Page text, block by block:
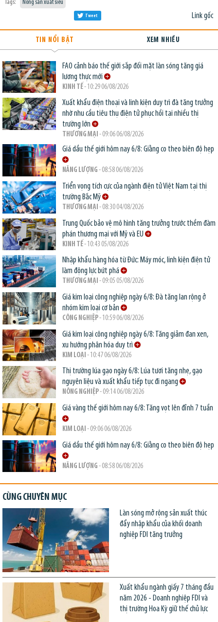
Tags: Nông sản xuất siêu
Link gốc
Tweet
TIN NỔI BẬT XEM NHIỀU
FAO cảnh báo thế giới sắp đối mặt làn sóng tăng giá
lương thực mới
KINH TẾ- 10:29 06/08/2026
Xuất khẩu điện thoại và linh kiện duy trì đà tăng trưởng
nhờ nhu cầu tiêu thụ điện tử phục hồi tại nhiều thị
trường lớn
THƯƠNG MẠI - 09:06 06/08/2026
Giá dầu thế giới hôm nay 6/8: Giằng co theo biên độ hẹp
NĂNG LƯỢNG - 08:58 06/08/2026
Triển vọng tích cực của ngành điện tử Việt Nam tại thị
trường Bắc Mỹ
THƯƠNG MẠI - 08:30 04/08/2026
Trung Quốc bảo vệ mô hình tăng trưởng trước thềm đàm
phán thương mại với Mỹ và EU
KINH TẾ- 10:43 05/08/2026
Nhập khẩu hàng hóa từ Đức: Máy móc, linh kiện điện tử
làm động lực bứt phá
THƯƠNG MẠI - 09:05 05/08/2026
Giá kim loại công nghiệp ngày 6/8: Đà tăng lan rộng ở
nhóm kim loại cơ bản
CÔNG NGHIỆP- 10:59 06/08/2026
Giá kim loại công nghiệp ngày 6/8: Tăng giảm đan xen,
xu hướng phân hóa duy trì
KIM LOẠI - 10:47 06/08/2026
Thị trường lúa gạo ngày 6/8: Lúa tươi tăng nhẹ, gạo
nguyên liệu và xuất khẩu tiếp tục đi ngang
NÔNG NGHIỆP- 09:14 06/08/2026
Giá vàng thế giới hôm nay 6/8: Tăng vọt lên đỉnh 7 tuần
KIM LOẠI - 09:06 06/08/2026
Giá dầu thế giới hôm nay 6/8: Giằng co theo biên độ hẹp
NĂNG LƯỢNG - 08:58 06/08/2026
CÙNG CHUYÊN MỤC
Làn sóng mở rộng sản xuất thúc
đẩy nhập khẩu của khối doanh
nghiệp FDI tăng trưởng
Xuất khẩu ngành giấy 7 tháng đầu
năm 2026 - Doanh nghiệp FDI và
thị trường Hoa Kỳ giữ thế chủ lực